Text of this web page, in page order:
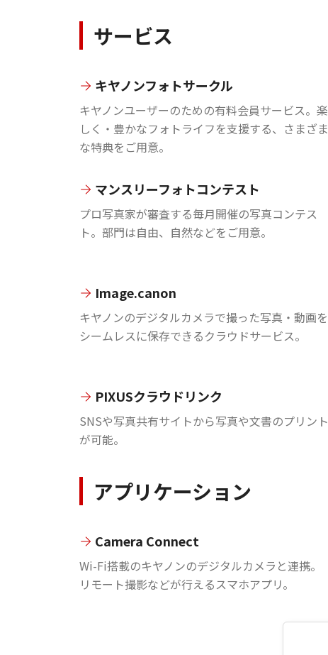
サービス
キヤノンフォトサークル
キヤノンユーザーのための有料会員サービス。楽
しく・豊かなフォトライフを支援する、さまざま
な特典をご用意。
マンスリーフォトコンテスト
プロ写真家が審査する毎月開催の写真コンテス
ト。部門は自由、自然などをご用意。
Image.canon
キヤノンのデジタルカメラで撮った写真・動画を
シームレスに保存できるクラウドサービス。
PIXUSクラウドリンク
SNSや写真共有サイトから写真や文書のプリント
が可能。
アプリケーション
Camera Connect
Wi-Fi搭載のキヤノンのデジタルカメラと連携。
リモート撮影などが行えるスマホアプリ。